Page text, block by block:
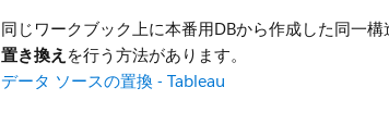
同じワークブック上に本番用DBから作成した同一構
置き換え を行う方法があります。
データ ソースの置換 - Tableau